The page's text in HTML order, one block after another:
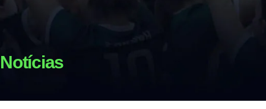
Notícias